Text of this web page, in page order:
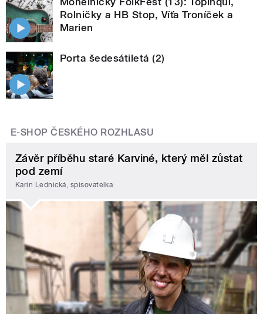
Rolničky a HB Stop, Víťa Troníček a
Marien
Porta šedesátiletá (2)
E-SHOP ČESKÉHO ROZHLASU
Závěr příběhu staré Karviné, který měl zůstat
pod zemí
Karin Lednická, spisovatelka